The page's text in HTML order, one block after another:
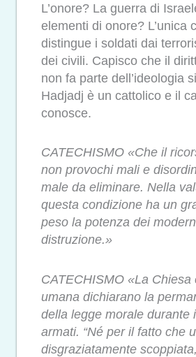
L’onore? La guerra di
elementi di onore? L’unica
distingue i soldati dai
dei civili. Capisco che il
non fa parte dell’ideologia
Hadjadj è un cattolico e il
conosce.
CATECHISMO «Che il
non provochi mali e
male da eliminare. Nella
questa condizione ha un
peso la potenza dei
distruzione.»
CATECHISMO «La Chiesa
umana dichiarano la
della legge morale durante
armati. “Né per il fatto che
disgraziatamente